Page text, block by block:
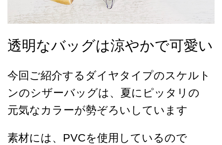
透明なバッグは涼やかで可愛い
今回ご紹介するダイヤタイプのスケルト
ンのシザーバッグは、夏にピッタリの
元気なカラーが勢ぞろいしています
素材には、PVCを使用しているので